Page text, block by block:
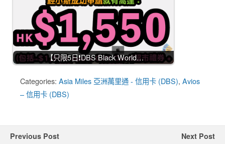
【只限5日❗DBS Black World…
Categories: Asia Miles 亞洲萬里通 - 信用卡 (DBS), Avios
– 信用卡 (DBS)
Previous Post Next Post